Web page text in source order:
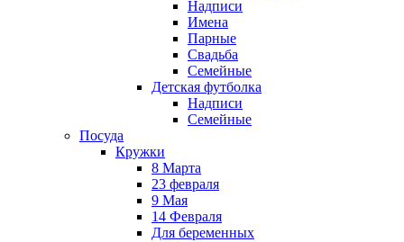
Надписи
Имена
Парные
Свадьба
Семейные
Детская футболка
Надписи
Семейные
Посуда
Кружки
8 Марта
23 февраля
9 Мая
14 Февраля
Для беременных